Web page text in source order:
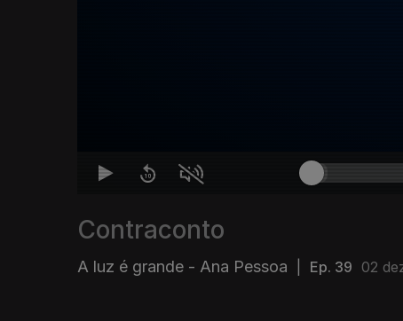
Contraconto
A luz é grande - Ana Pessoa Ep. 39 02